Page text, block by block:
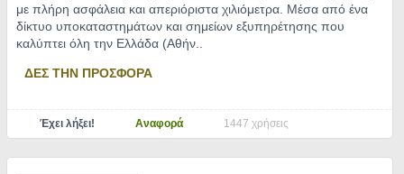
με πλήρη ασφάλεια και απεριόριστα χιλιόμετρα. Μέσα από ένα
δίκτυο υποκαταστημάτων και σημείων εξυπηρέτησης που
καλύπτει όλη την Ελλάδα (Αθήν..
ΔΕΣ ΤΗΝ ΠΡΟΣΦΟΡΑ
Έχει λήξει! Αναφορά 1447 χρήσεις